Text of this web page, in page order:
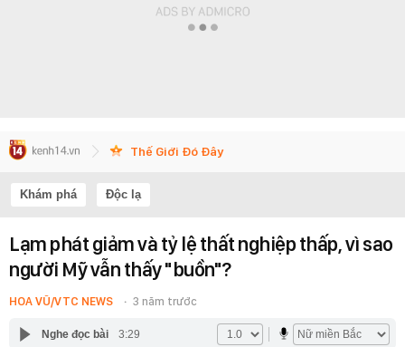
Thế Giới Đó Đây
Khám phá Độc lạ
Lạm phát giảm và tỷ lệ thất nghiệp thấp, vì sao
người Mỹ vẫn thấy "buồn"?
HOA VŨ/VTC NEWS 3 năm trước
Nghe đọc bài 3:29